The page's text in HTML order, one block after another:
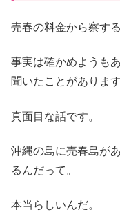
売春の料金から察す
事実は確かめようも
聞いたことがあります
真面目な話です。
沖縄の島に売春島が
るんだって。
本当らしいんだ。